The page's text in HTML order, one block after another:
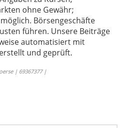
ohne Gewähr;
Börsengeschäfte
führen. Unsere Beiträge
automatisiert mit
und geprüft.
| 69367377 |